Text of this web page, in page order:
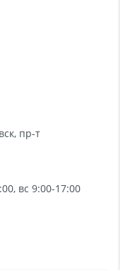
, пр-т
вс 9:00-17:00